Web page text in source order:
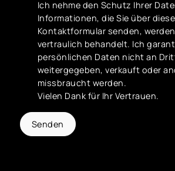
Ich nehme den Schutz Ihrer
Informationen, die Sie über
Kontaktformular senden,
vertraulich behandelt. Ich
persönlichen Daten nicht an
weitergegeben, verkauft oder
missbraucht werden.
Vielen Dank für Ihr Vertrauen.
Senden